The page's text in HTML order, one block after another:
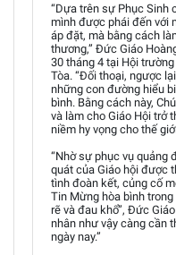
“Dựa trên sự Phục Sinh
mình được phái đến với
áp đặt, mà bằng cách
thương,” Đức Giáo
30 tháng 4 tại Hội
Tòa. “Đối thoại, ngược
những con đường hiểu
bình. Bằng cách này,
và làm cho Giáo Hội trở
niềm hy vọng cho thế
“Nhờ sự phục vụ quảng
quát của Giáo hội được
tình đoàn kết, củng cố
Tin Mừng hòa bình
rẽ và đau khổ”, Đức
nhân như vậy càng cần
ngày nay.”